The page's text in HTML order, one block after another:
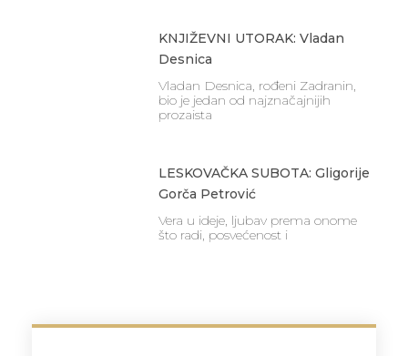
KNJIŽEVNI UTORAK: Vladan
Desnica
Vladan Desnica, rođeni Zadranin,
bio je jedan od najznačajnijih
prozaista
LESKOVAČKA SUBOTA: Gligorije
Gorča Petrović
Vera u ideje, ljubav prema onome
što radi, posvećenost i